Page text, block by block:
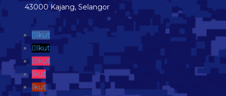
43000 Kajang, Selangor
Ikut
Ikut
Ikut
Ikut
Ikut